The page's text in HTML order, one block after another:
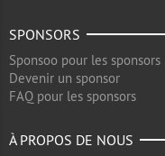
SPONSORS
Sponsoo pour les sponsors
Devenir un sponsor
FAQ pour les sponsors
À PROPOS DE NOUS